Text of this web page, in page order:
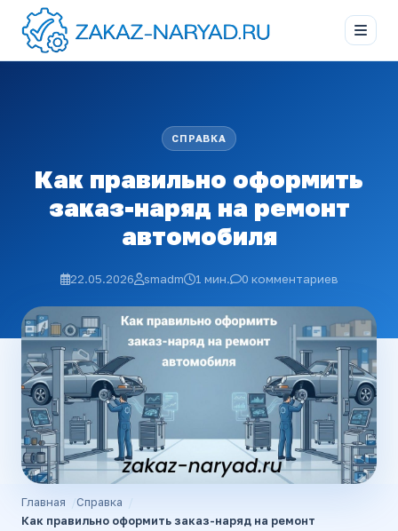
СПРАВКА
Как правильно оформить
заказ-наряд на ремонт
автомобиля
22.05.2026 smadm 1 мин. 0 комментариев
Главная
Справка
Как правильно оформить заказ-наряд на ремонт